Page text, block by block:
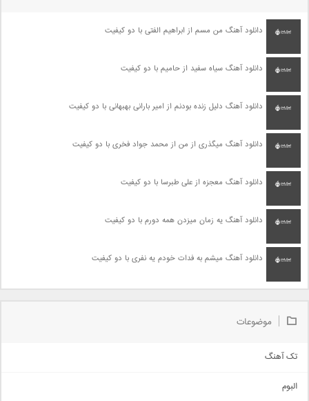
دانلود آهنگ من مسم از ابراهیم الفتی با دو کیفیت
دانلود آهنگ سیاه سفید از حامیم با دو کیفیت
دانلود آهنگ دلیل زنده بودنم از امیر بارانی بهبهانی با دو کیفیت
دانلود آهنگ میگذری از من از محمد جواد فخری با دو کیفیت
دانلود آهنگ معجزه از علی طبرسا با دو کیفیت
دانلود آهنگ یه زمان میزدن همه دورم با دو کیفیت
دانلود آهنگ میشم به فدات خودم یه نفری با دو کیفیت
موضوعات
تک آهنگ
البوم